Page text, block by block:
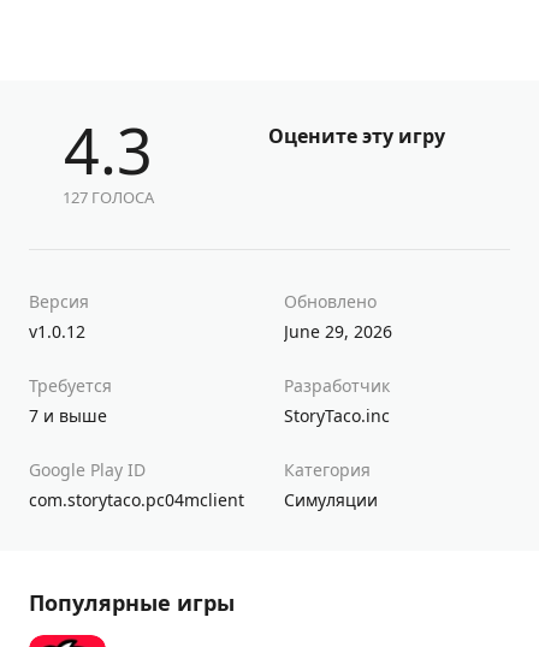
4.3
127 ГОЛОСА
Оцените эту игру
Версия
v1.0.12
Обновлено
June 29, 2026
Требуется
7 и выше
Разработчик
StoryTaco.inc
Google Play ID
com.storytaco.pc04mclient
Категория
Симуляции
Популярные игры